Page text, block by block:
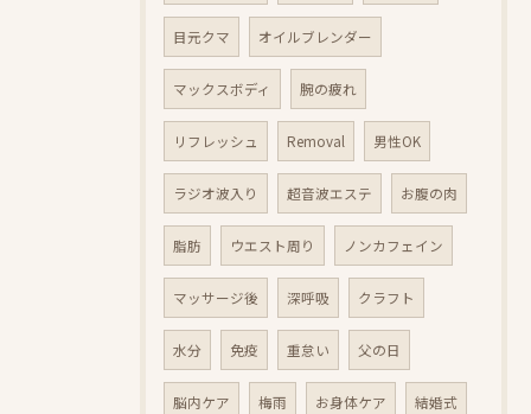
目元クマ オイルブレンダー
マックスボディ 腕の疲れ
リフレッシュ Removal 男性OK
ラジオ波入り 超音波エステ お腹の肉
脂肪 ウエスト周り ノンカフェイン
マッサージ後 深呼吸 クラフト
水分 免疫 重怠い 父の日
脳内ケア 梅雨 お身体ケア 結婚式